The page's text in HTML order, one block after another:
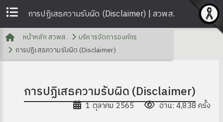
การปฏิเสธความรับผิด (Disclaimer) | สวพส.
หน้าหลัก สวพส.
บริหารจัดการองค์กร
การปฏิเสธความรับผิด (Disclaimer)
การปฏิเสธความรับผิด (Disclaimer)
1 ตุลาคม 2565 อ่าน: 4,838 ครั้ง